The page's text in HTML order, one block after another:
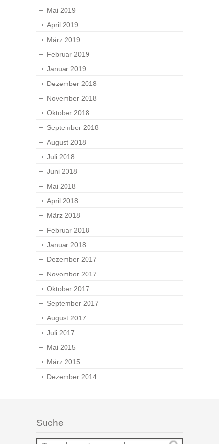
Mai 2019
April 2019
März 2019
Februar 2019
Januar 2019
Dezember 2018
November 2018
Oktober 2018
September 2018
August 2018
Juli 2018
Juni 2018
Mai 2018
April 2018
März 2018
Februar 2018
Januar 2018
Dezember 2017
November 2017
Oktober 2017
September 2017
August 2017
Juli 2017
Mai 2015
März 2015
Dezember 2014
Suche